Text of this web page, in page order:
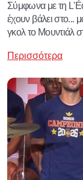
Σύμφωνα με τη
έχουν βάλει στο...
γκολ το Μουντιάλ
Περισσότερα